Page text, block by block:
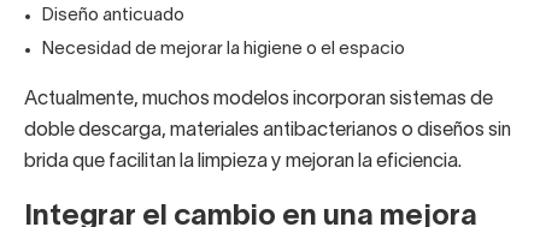
Diseño anticuado
Necesidad de mejorar la higiene o el espacio
Actualmente, muchos modelos incorporan sistemas de
doble descarga, materiales antibacterianos o diseños sin
brida que facilitan la limpieza y mejoran la eficiencia.
Integrar el cambio en una mejora